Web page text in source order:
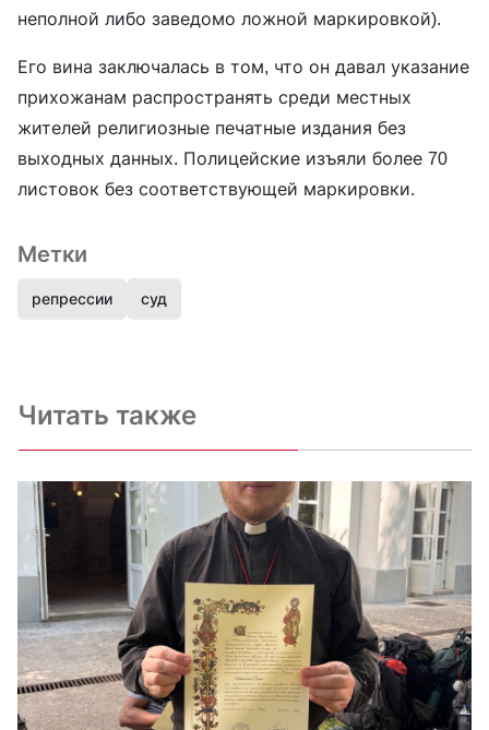
неполной либо заведомо ложной маркировкой).
Его вина заключалась в том, что он давал указание
прихожанам распространять среди местных
жителей религиозные печатные издания без
выходных данных. Полицейские изъяли более 70
листовок без соответствующей маркировки.
Метки
репрессии суд
Читать также